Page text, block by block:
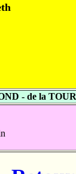
- de la TOUR